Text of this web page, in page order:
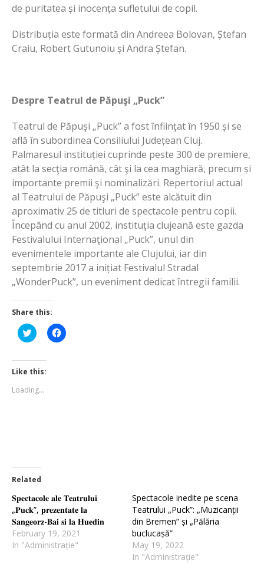
de puritatea și inocența sufletului de copil.
Distribuția este formată din Andreea Bolovan, Ștefan
Craiu, Robert Gutunoiu și Andra Ștefan.
Despre Teatrul de Păpuşi „Puck”
Teatrul de Păpuşi „Puck” a fost înfiinţat în 1950 și se
află în subordinea Consiliului Județean Cluj.
Palmaresul instituției cuprinde peste 300 de premiere,
atât la secţia română, cât şi la cea maghiară, precum și
importante premii şi nominalizări. Repertoriul actual
al Teatrului de Păpuşi „Puck” este alcătuit din
aproximativ 25 de titluri de spectacole pentru copii.
Începând cu anul 2002, instituţia clujeană este gazda
Festivalului Internaţional „Puck”, unul din
evenimentele importante ale Clujului, iar din
septembrie 2017 a inițiat Festivalul Stradal
„WonderPuck”, un eveniment dedicat întregii familii.
Share this:
Click
to
Twitter
(Opens
in
window)
Click
to
Like this:
Loading...
Related
𝐒𝐩𝐞𝐜𝐭𝐚𝐜𝐨𝐥𝐞 𝐚𝐥𝐞 𝐓𝐞𝐚𝐭𝐫𝐮𝐥𝐮𝐢
„𝐏𝐮𝐜𝐤”, 𝐩𝐫𝐞𝐳𝐞𝐧𝐭𝐚𝐭𝐞 𝐥𝐚
𝐒𝐚𝐧𝐠𝐞𝐨𝐫𝐳-𝐁𝐚𝐢 𝐬𝐢 𝐥𝐚 𝐇𝐮𝐞𝐝𝐢𝐧
February 19, 2021
In "Administrație"
Spectacole inedite pe scena
Teatrului „Puck”: „Muzicanții
din Bremen” și „Pălăria
buclucașă”
May 19, 2022
In "Administrație"